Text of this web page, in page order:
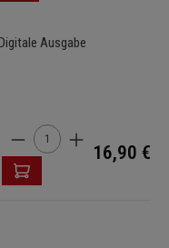
Ausgabe
Produkt Anzahl: Gib
16,90 €